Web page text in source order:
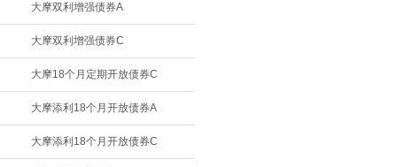
大摩双利增强债券A
大摩双利增强债券C
大摩18个月定期开放债券C
大摩添利18个月开放债券A
大摩添利18个月开放债券C